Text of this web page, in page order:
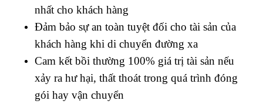
nhất cho khách hàng
Đảm bảo sự an toàn tuyệt đối cho tài sản của
khách hàng khi di chuyển đường xa
Cam kết bồi thường 100% giá trị tài sản nếu
xảy ra hư hại, thất thoát trong quá trình đóng
gói hay vận chuyển